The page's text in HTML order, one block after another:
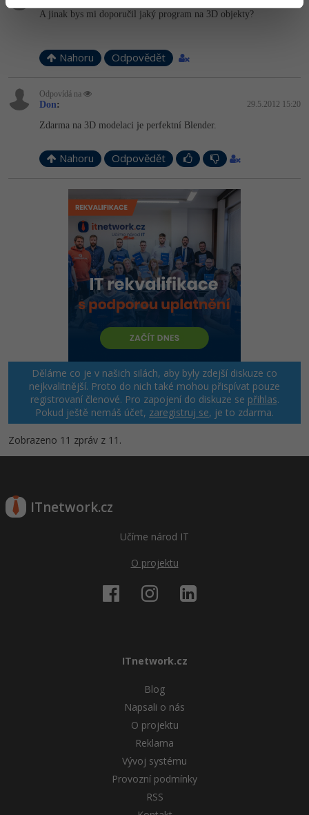
A jinak bys mi doporučil jaký program na 3D objekty?
Nahoru Odpovědět
Odpovídá na
Don: 29.5.2012 15:20
Zdarma na 3D modelaci je perfektní Blender.
Nahoru Odpovědět
Děláme co je v našich silách, aby byly zdejší diskuze co
nejkvalitnější. Proto do nich také mohou přispívat pouze
registrovaní členové. Pro zapojení do diskuze se přihlas.
Pokud ještě nemáš účet, zaregistruj se, je to zdarma.
Zobrazeno 11 zpráv z 11.
ITnetwork.cz
Učíme národ IT
O projektu
ITnetwork.cz
Blog
Napsali o nás
O projektu
Reklama
Vývoj systému
Provozní podmínky
RSS